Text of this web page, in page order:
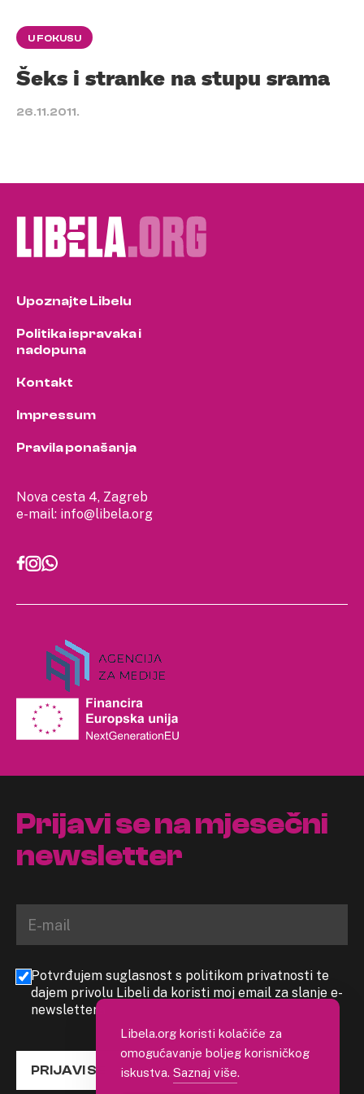
U FOKUSU
Šeks i stranke na stupu srama
26.11.2011.
Nova cesta 4, Zagreb
e-mail: info@libela.org
Upoznajte Libelu
Politika ispravaka i
nadopuna
Kontakt
Impressum
Pravila ponašanja
Prijavi se na mjesečni
newsletter
Potvrđujem suglasnost s politikom privatnosti te
dajem privolu Libeli da koristi moj email za slanje e-
newslettera
PRIJAVI SE
Libela.org koristi kolačiće za
omogućavanje boljeg korisničkog
iskustva. Saznaj više.